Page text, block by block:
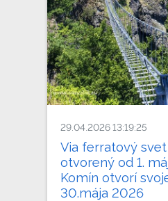
29.04.2026 13:19:25
Via ferratový svet
otvorený od 1.
Komín otvorí
30.mája 2026